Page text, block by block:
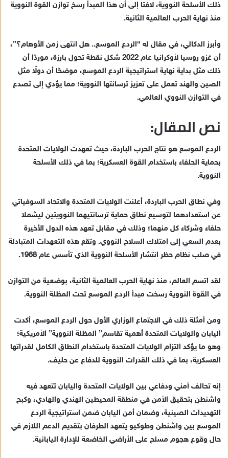
د
ا
ل
ك
ت
ا
ذلك الأسلحة النووية، لافتا إلى أن هذا المبدأ رسخ توازن القوة النووية
منذ نهاية الحرب العالمية الثانية.
وأبرز الدكالي، في مقال له “الردع الموسع.. هل انتهى زمن الأوهام؟”،
أن غزو روسيا لأوكرانيا عام 2022 شكل نقطة تحول بارزة، موردًا أن
ذلك مثل بداية نهاية استراتيجية الردع الموسع، موضحًا أن دولًا مثل
الصين والهند تعمل على تعزيز ترسانتها النووية؛ مما يؤدي إلى تصدع
في التوازن النووي العالمي.
نص المقال:
الردع الموسع هو نتاج الحرب الباردة، حيث تعهدت الولايات المتحدة
بحماية الحلفاء باستخدام القوة العسكرية؛ بما في ذلك الأسلحة
النووية.
وفي نطاق الحرب الباردة، أعلنت الولايات المتحدة والاتحاد السوفياتي
عن استعدادهما لتوسيع نطاق حماية ترسانتيهما النوويتين ليشملا
حلفاء وشركاء كل منهما؛ وذلك في مقابل تعهد هذه الدول الأخيرة
بعدم السعي إلى امتلاك السلاح النووي. وتقع هذه التعهدات المتبادلة
في صلب نظام حظر انتشار الأسلحة النووية الذي تأسس عام 1968.
لقد اتسم العالم، منذ نهاية الحرب العالمية الثانية، بوضعية من التوازن
في القوة النووية رسخت مبدأ الردع الموسع تحت المظلة النووية.
ومن أمثلة ذلك في الاجتماع الوزاري الأول حول الردع الموسع، أكدت
اليابان والولايات المتحدة أهمية تقاسم” المظلة النووية” الأمريكية؛
وهو ما يؤكد التزام الولايات المتحدة باستخدام النطاق الكامل لقدراتها
العسكرية، بما في ذلك القدرات النووية للدفاع عن حليف.
إنه تحالف أمني ودفاعي بين الولايات المتحدة واليابان تتعهد فيه
واشنطن بتحقيق الأمن في منطقة المحيطين الهندي والهادي، وكبح
التهديدات الصينية، وضمان أمن اليابان ضمن استراتيجية الردع
الموسع بين واشنطن وطوكيو يتعهد الطرفان بتقديم الدعم اللازم في
حال وقوع هجوم مسلح على الأراضي الخاضعة للإدارة اليابانية.